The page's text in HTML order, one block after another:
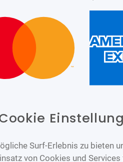
Surf-Erlebnis zu bieten
von Cookies und